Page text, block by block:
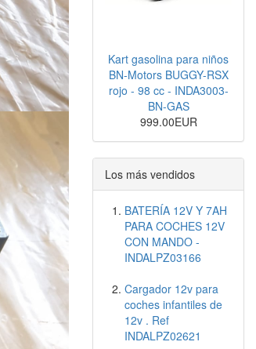
Kart gasolina para niños
BN-Motors BUGGY-RSX
rojo - 98 cc - INDA3003-
BN-GAS
999.00EUR
Los más vendidos
BATERÍA 12V Y 7AH
PARA COCHES 12V
CON MANDO -
INDALPZ03166
Cargador 12v para
coches infantiles de
12v . Ref
INDALPZ02621